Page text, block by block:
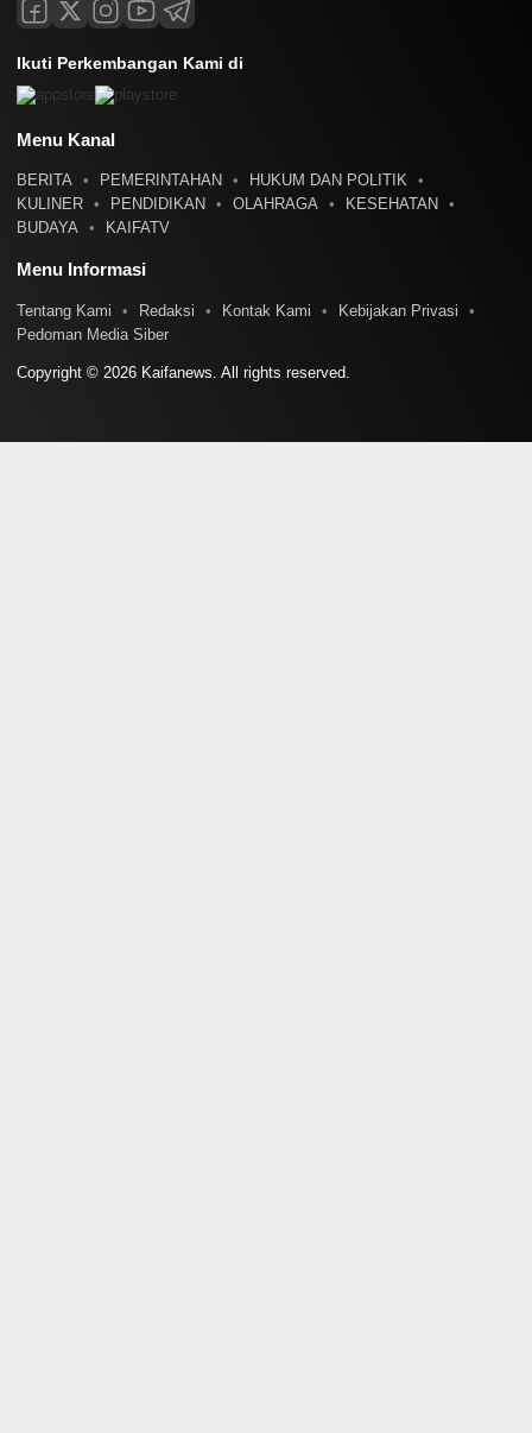
Ikuti Perkembangan Kami di
Menu Kanal
BERITA PEMERINTAHAN
HUKUM DAN POLITIK
KULINER
PENDIDIKAN OLAHRAGA
KESEHATAN
BUDAYA
KAIFATV
Menu Informasi
Tentang Kami Redaksi Kontak Kami
Kebijakan Privasi
Pedoman Media Siber
Copyright © 2026 Kaifanews. All rights reserved.